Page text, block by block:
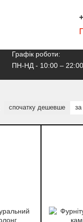
Графік роботи:
ПН-НД - 10:00 – 22:00
спочатку дешевше